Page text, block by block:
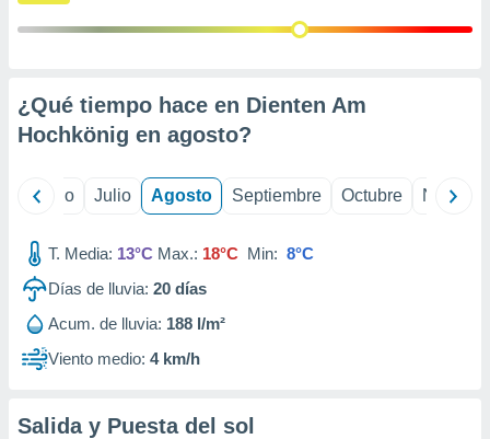
mediante
publicidad
publicidad
1199
¿Qué tiempo hace en Dienten Am
Hochkönig en agosto?
Junio Julio Agosto Septiembre Octubre
T. Media: 13°C Max.: 18°C Min: 8°C
Días de lluvia: 20 días
Acum. de lluvia: 188 l/m²
Viento medio: 4 km/h
Salida y Puesta del sol